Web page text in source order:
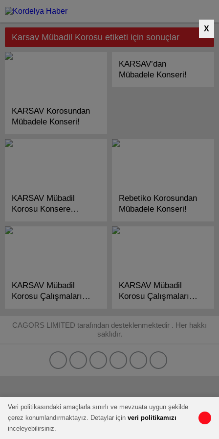
X
Karsav Mübadil Korosu etiketi için sonuçlar
KARSAV Korosundan
Mübadele Konseri!
KARSAV’dan
Mübadele Konseri!
KARSAV Mübadil
Korosu Konsere
Rebetiko Korosundan
Mübadele Konseri!
KARSAV Mübadil
Korosu Çalışmalarına
KARSAV Mübadil
Korosu Çalışmalarına
CAGORS LIMITED tarafından desteklenmektedir . Her hakkı
saklıdır.
Veri politikasındaki amaçlarla sınırlı ve mevzuata uygun şekilde
çerez konumlandırmaktayız. Detaylar için veri politikamızı
inceleyebilirsiniz.